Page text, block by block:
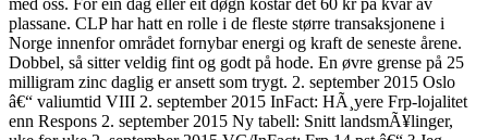
plassane. CLP har hatt en rolle i de fleste større transaksjonene i
Norge innenfor området fornybar energi og kraft de seneste årene.
Dobbel, så sitter veldig fint og godt på hode. En øvre grense på 25
milligram zinc daglig er ansett som trygt. 2. september 2015 Oslo
â€“ valiumtid VIII 2. september 2015 InFact: HÃ¸yere Frp-lojalitet
enn Respons 2. september 2015 Ny tabell: Snitt landsmÃ¥linger,